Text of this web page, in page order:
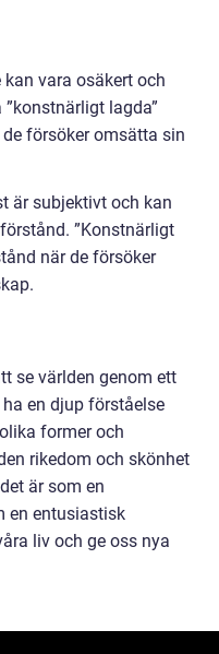
vara osäkert och
lagda”
försöker omsätta sin
är subjektivt och kan
”Konstnärligt
när de försöker
se världen genom ett
en djup förståelse
former och
rikedom och skönhet
är som en
en entusiastisk
liv och ge oss nya